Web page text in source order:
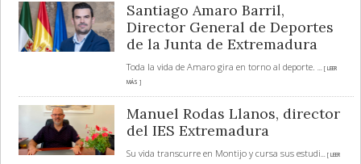
Santiago Amaro Barril,
Director General de Deportes
de la Junta de Extremadura
Toda la vida de Amaro gira en torno al deporte. ... [ LEER
MÁS ]
Manuel Rodas Llanos, director
del IES Extremadura
Su vida transcurre en Montijo y cursa sus estudi... [ LEER